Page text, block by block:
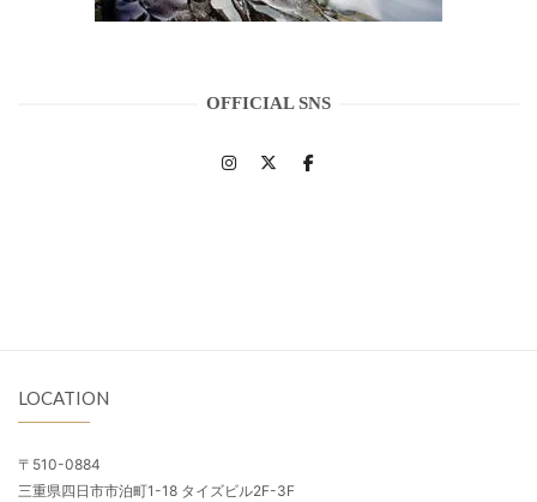
OFFICIAL SNS
LOCATION
〒510-0884
三重県四日市市泊町1-18 タイズビル2F-3F